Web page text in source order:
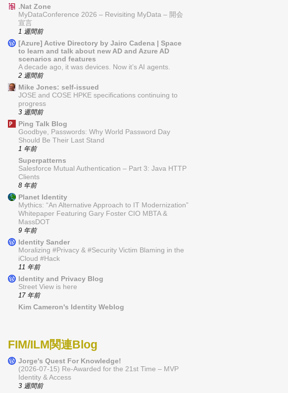
.Nat Zone
MyDataConference 2026 – Revisiting MyData – 開会
宣言
1 週間前
[Azure] Active Directory by Jairo Cadena | Space
to learn and talk about new AD and Azure AD
scenarios and features
A decade ago, it was devices. Now it’s AI agents.
2 週間前
Mike Jones: self-issued
JOSE and COSE HPKE specifications continuing to
progress
3 週間前
Ping Talk Blog
Goodbye, Passwords: Why World Password Day
Should Be Their Last Stand
1 年前
Superpatterns
Salesforce Mutual Authentication – Part 3: Java HTTP
Clients
8 年前
Planet Identity
Mythics: “An Alternative Approach to IT Modernization”
Whitepaper Featuring Gary Foster CIO MBTA &
MassDOT
9 年前
Identity Sander
Moralizing #Privacy & #Security Victim Blaming in the
iCloud #Hack
11 年前
Identity and Privacy Blog
Street View is here
17 年前
Kim Cameron's Identity Weblog
FIM/ILM関連Blog
Jorge's Quest For Knowledge!
(2026-07-15) Re-Awarded for the 21st Time – MVP
Identity & Access
3 週間前